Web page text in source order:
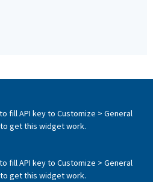
fill API key to Customize > General
get this widget work.
fill API key to Customize > General
get this widget work.